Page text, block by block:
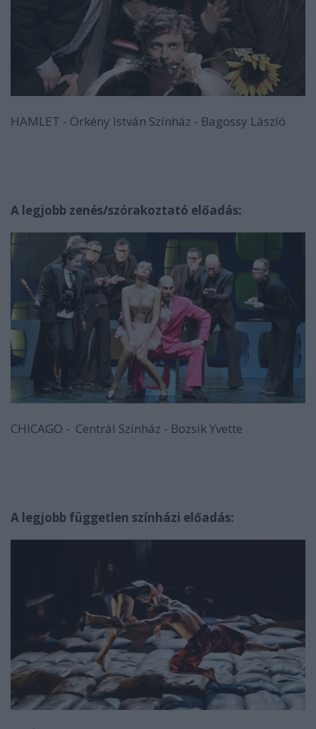
HAMLET - Örkény István Színház - Bagossy László
A legjobb zenés/szórakoztató előadás:
CHICAGO - Centrál Színház - Bozsik Yvette
A legjobb független színházi előadás: